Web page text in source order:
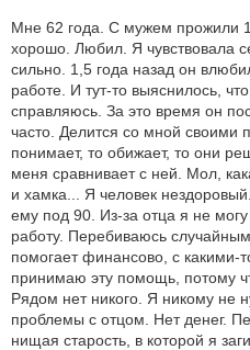
Мне 62 года. С мужем прожили
хорошо. Любил. Я чувствовала
сильно. 1,5 года назад он
работе. И тут-то выяснилось,
справляюсь. За это время он
часто. Делится со мной
понимает, то обижает, то они
меня сравнивает с ней. Мол,
и хамка... Я человек
ему под 90. Из-за отца я не
работу. Перебиваюсь
помогает финансово, с какими-
принимаю эту помощь, потому
Рядом нет никого. Я никому не
проблемы с отцом. Нет денег.
нищая старость, в которой я